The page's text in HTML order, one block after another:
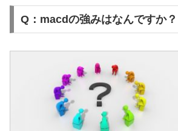
Q：macdの強みはなんですか？